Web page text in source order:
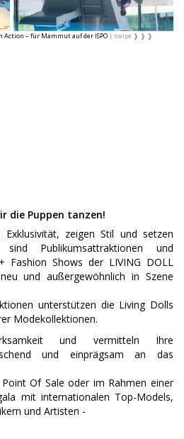
Action – für Mammut auf der ISPO
die Puppen tanzen!
Exklusivität, zeigen Stil und setzen
sind Publikumsattraktionen und
Fashion Shows der LIVING DOLL
und außergewöhnlich in Szene
unterstützen die Living Dolls
Modekollektionen.
und vermitteln Ihre
und einprägsam an das
Of Sale oder im Rahmen einer
mit internationalen Top-Models,
und Artisten -